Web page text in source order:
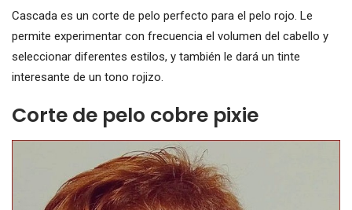
Cascada es un corte de pelo perfecto para el pelo rojo. Le
permite experimentar con frecuencia el volumen del cabello y
seleccionar diferentes estilos, y también le dará un tinte
interesante de un tono rojizo.
Corte de pelo cobre pixie